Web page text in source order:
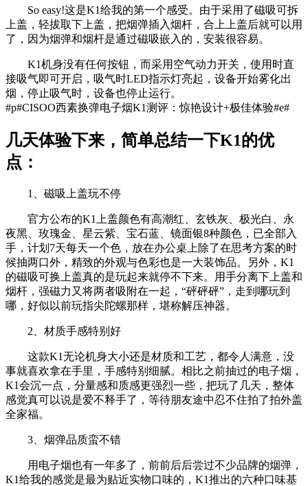
So easy!这是K1给我的第一个感受。由于采用了磁吸可拆
上盖，轻拔取下上盖，把烟弹插入烟杆，合上上盖后就可以用
了，因为烟弹和烟杆是通过磁吸嵌入的，安装很容易。
K1机身没有任何按钮，而采用空气动力开关，使用时直
接吸气即可开启，吸气时LED指示灯亮起，设备开始雾化出
烟，停止吸气时，设备也停止运行。
#p#CISOO西素换弹电子烟K1测评：惊艳设计+极佳体验#e#
几天体验下来，简单总结一下K1的优
点：
1、磁吸上盖玩不停
官方公布的K1上盖颜色有高潮红、玄铁灰、极光白、永
夜黑、玫瑰金、星云紫、宝石蓝、镜面银8种颜色，已全部入
手，计划7天每天一个色，放在办公桌上除了在思考方案的时
候抽两口外，精致的外观与色彩也是一大装饰品。另外，K1
的磁吸可换上盖真的是玩起来就停不下来。用手分离下上盖和
烟杆，强磁力又将两者吸附在一起，“砰砰砰”，走到哪玩到
哪，好似以前玩指尖陀螺那样，堪称解压神器。
2、材质手感特别好
这款K1无论机身大小还是材质和工艺，都令人满意，没
事就喜欢拿在手里，手感特别细腻。相比之前抽过的电子烟，
K1会沉一点，分量感和质感更强烈一些，把玩了几天，整体
感觉真可以说是爱不释手了，等待朋友途中忍不住拍了拍外盖
全家福。
3、烟弹品质蛮不错
用电子烟也有一年多了，前前后后尝过不少品牌的烟弹，
K1给我的感觉是最为贴近实物口味的，K1推出的六种口味基